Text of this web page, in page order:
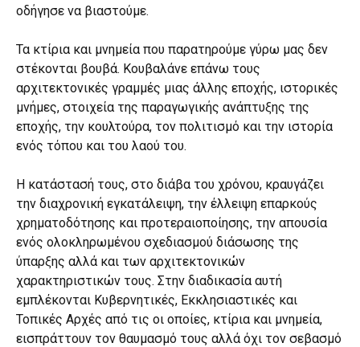
οδήγησε να βιαστούμε.
Τα κτίρια και μνημεία που παρατηρούμε γύρω μας δεν
στέκονται βουβά. Κουβαλάνε επάνω τους
αρχιτεκτονικές γραμμές μιας άλλης εποχής, ιστορικές
μνήμες, στοιχεία της παραγωγικής ανάπτυξης της
εποχής, την κουλτούρα, τον πολιτισμό και την ιστορία
ενός τόπου και του λαού του.
Η κατάστασή τους, στο διάβα του χρόνου, κραυγάζει
την διαχρονική εγκατάλειψη, την έλλειψη επαρκούς
χρηματοδότησης και προτεραιοποίησης, την απουσία
ενός ολοκληρωμένου σχεδιασμού διάσωσης της
ύπαρξης αλλά και των αρχιτεκτονικών
χαρακτηριστικών τους. Στην διαδικασία αυτή
εμπλέκονται Κυβερνητικές, Εκκλησιαστικές και
Τοπικές Αρχές από τις οι οποίες, κτίρια και μνημεία,
εισπράττουν τον θαυμασμό τους αλλά όχι τον σεβασμό